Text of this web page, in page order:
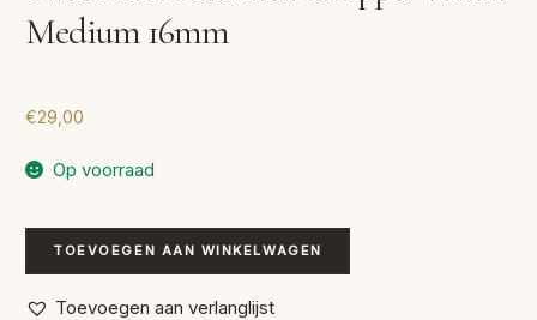
Medium 16mm
€29,00
Op voorraad
Swarovski
Oorbellen
Druppel
TOEVOEGEN AAN WINKELWAGEN
Toevoegen aan verlanglijst